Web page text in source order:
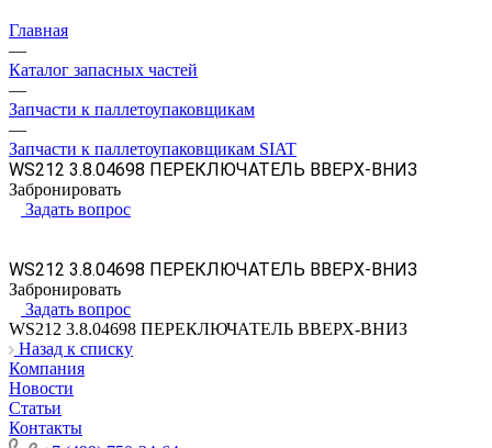
Главная
—
Каталог запасных частей
—
Запчасти к паллетоупаковщикам
—
Запчасти к паллетоупаковщикам SIAT
WS212 3.8.04698 ПЕРЕКЛЮЧАТЕЛЬ ВВЕРХ-ВНИЗ
Забронировать
Задать вопрос
WS212 3.8.04698 ПЕРЕКЛЮЧАТЕЛЬ ВВЕРХ-ВНИЗ
Забронировать
Задать вопрос
WS212 3.8.04698 ПЕРЕКЛЮЧАТЕЛЬ ВВЕРХ-ВНИЗ
Назад к списку
Компания
Новости
Статьи
Контакты